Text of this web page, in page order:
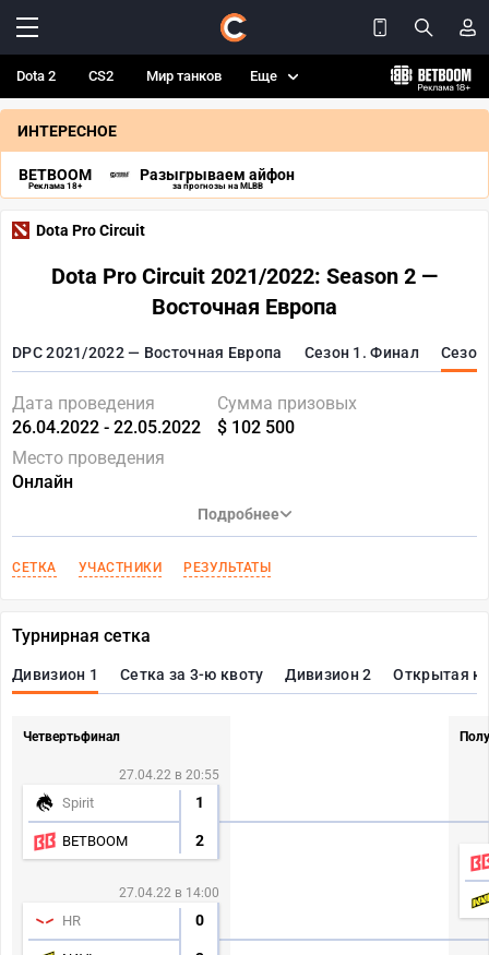
Dota 2 CS2 Мир танков Еще
ИНТЕРЕСНОЕ
BETBOOM
Реклама 18+
Разыгрываем айфон
за прогнозы на MLBB
Dota Pro Circuit
Dota Pro Circuit 2021/2022: Season 2 —
Восточная Европа
DPC 2021/2022 — Восточная Европа Сезон 1. Финал Сезон
Дата проведения
26.04.2022 - 22.05.2022
Сумма призовых
$ 102 500
Место проведения
Онлайн
Подробнее
СЕТКА УЧАСТНИКИ РЕЗУЛЬТАТЫ
Турнирная сетка
Дивизион 1 Сетка за 3-ю квоту Дивизион 2 Открытая
Четвертьфинал
27.04.22 в 20:55
Spirit 1
BETBOOM 2
27.04.22 в 14:00
HR 0